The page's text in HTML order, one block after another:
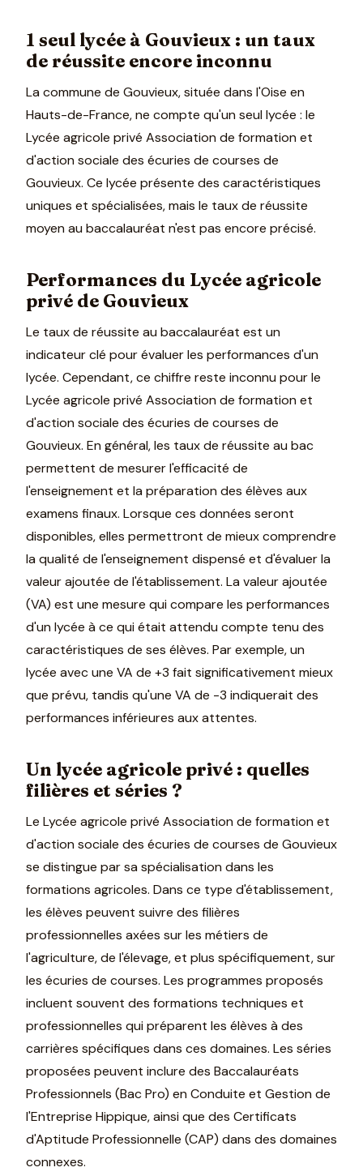
1 seul lycée à Gouvieux : un taux
de réussite encore inconnu
La commune de Gouvieux, située dans l'Oise en
Hauts-de-France, ne compte qu'un seul lycée : le
Lycée agricole privé Association de formation et
d'action sociale des écuries de courses de
Gouvieux. Ce lycée présente des caractéristiques
uniques et spécialisées, mais le taux de réussite
moyen au baccalauréat n'est pas encore précisé.
Performances du Lycée agricole
privé de Gouvieux
Le taux de réussite au baccalauréat est un
indicateur clé pour évaluer les performances d'un
lycée. Cependant, ce chiffre reste inconnu pour le
Lycée agricole privé Association de formation et
d'action sociale des écuries de courses de
Gouvieux. En général, les taux de réussite au bac
permettent de mesurer l'efficacité de
l'enseignement et la préparation des élèves aux
examens finaux. Lorsque ces données seront
disponibles, elles permettront de mieux comprendre
la qualité de l'enseignement dispensé et d'évaluer la
valeur ajoutée de l'établissement. La valeur ajoutée
(VA) est une mesure qui compare les performances
d'un lycée à ce qui était attendu compte tenu des
caractéristiques de ses élèves. Par exemple, un
lycée avec une VA de +3 fait significativement mieux
que prévu, tandis qu'une VA de -3 indiquerait des
performances inférieures aux attentes.
Un lycée agricole privé : quelles
filières et séries ?
Le Lycée agricole privé Association de formation et
d'action sociale des écuries de courses de Gouvieux
se distingue par sa spécialisation dans les
formations agricoles. Dans ce type d'établissement,
les élèves peuvent suivre des filières
professionnelles axées sur les métiers de
l'agriculture, de l'élevage, et plus spécifiquement, sur
les écuries de courses. Les programmes proposés
incluent souvent des formations techniques et
professionnelles qui préparent les élèves à des
carrières spécifiques dans ces domaines. Les séries
proposées peuvent inclure des Baccalauréats
Professionnels (Bac Pro) en Conduite et Gestion de
l'Entreprise Hippique, ainsi que des Certificats
d'Aptitude Professionnelle (CAP) dans des domaines
connexes.